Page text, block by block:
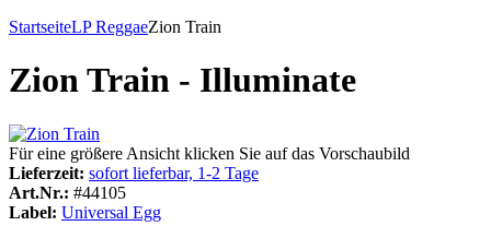
StartseiteLP ReggaeZion Train
Zion Train - Illuminate
Für eine größere Ansicht klicken Sie auf das Vorschaubild
Lieferzeit: sofort lieferbar, 1-2 Tage
Art.Nr.: #44105
Label: Universal Egg